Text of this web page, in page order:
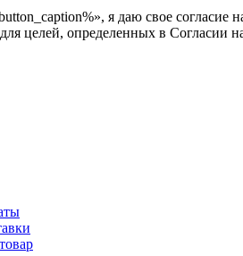
я даю свое
целей, определенных в Согласии